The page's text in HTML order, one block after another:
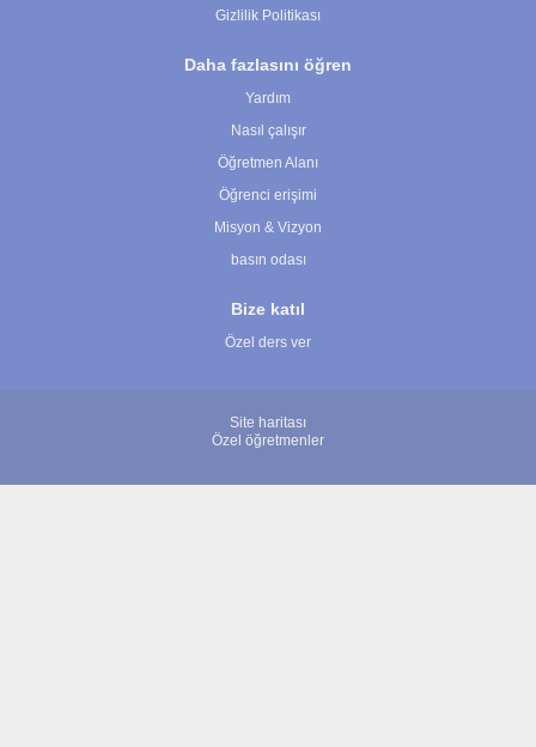
Gizlilik Politikası
Daha fazlasını öğren
Yardım
Nasıl çalışır
Öğretmen Alanı
Öğrenci erişimi
Misyon & Vizyon
basın odası
Bize katıl
Özel ders ver
Site haritası
Özel öğretmenler